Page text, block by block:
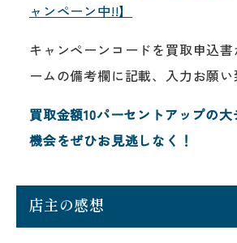
ャンペーン中!!】
キャンペーンコードを買取申込
ームの備考欄に記載、入力お願い
買取金額10パーセントアップの
機会をぜひお見逃しなく！
店主の感想